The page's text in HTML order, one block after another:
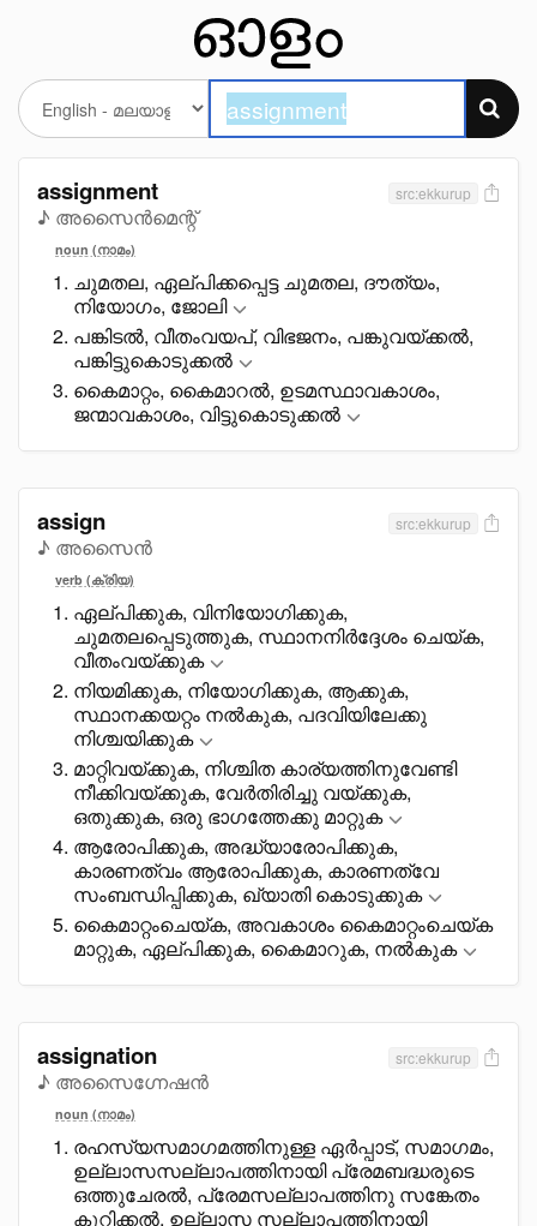
assignment
♪ അസൈൻമെന്റ്
src:ekkurup
noun (നാമം)
ചുമതല, ഏല്പിക്കപ്പെട്ട ചുമതല, ദൗത്യം,
നിയോഗം, ജോലി
പങ്കിടൽ, വീതംവയപ്, വിഭജനം, പങ്കുവയ്ക്കൽ,
പങ്കിട്ടുകൊടുക്കൽ
കൈമാറ്റം, കൈമാറൽ, ഉടമസ്ഥാവകാശം,
ജന്മാവകാശം, വിട്ടുകൊടുക്കൽ
assign
♪ അസൈൻ
src:ekkurup
verb (ക്രിയ)
ഏല്പിക്കുക, വിനിയോഗിക്കുക,
ചുമതലപ്പെടുത്തുക, സ്ഥാനനിർദ്ദേശം ചെയ്ക,
വീതംവയ്ക്കുക
നിയമിക്കുക, നിയോഗിക്കുക, ആക്കുക,
സ്ഥാനക്കയറ്റം നൽകുക, പദവിയിലേക്കു
നിശ്ചയിക്കുക
മാറ്റിവയ്ക്കുക, നിശ്ചിത കാര്യത്തിനുവേണ്ടി
നീക്കിവയ്ക്കുക, വേർതിരിച്ചു വയ്ക്കുക,
ഒതുക്കുക, ഒരു ഭാഗത്തേക്കു മാറ്റുക
ആരോപിക്കുക, അദ്ധ്യാരോപിക്കുക,
കാരണത്വം ആരോപിക്കുക, കാരണത്വേ
സംബന്ധിപ്പിക്കുക, ഖ്യാതി കൊടുക്കുക
കൈമാറ്റംചെയ്ക, അവകാശം കൈമാറ്റംചെയ്ക
മാറ്റുക, ഏല്പിക്കുക, കൈമാറുക, നൽകുക
assignation
♪ അസൈഗ്നേഷൻ
src:ekkurup
noun (നാമം)
രഹസ്യസമാഗമത്തിനുള്ള ഏർപ്പാട്, സമാഗമം,
ഉല്ലാസസല്ലാപത്തിനായി പ്രേമബദ്ധരുടെ
ഒത്തുചേരൽ, പ്രേമസല്ലാപത്തിനു സങ്കേതം
കുറിക്കൽ, ഉല്ലാസ സല്ലാപത്തിനായി